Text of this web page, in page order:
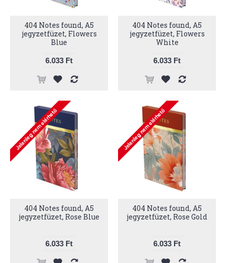
404 Notes found, A5
jegyzetfüzet, Flowers
Blue
6.033 Ft
404 Notes found, A5
jegyzetfüzet, Flowers
White
6.033 Ft
404 Notes found, A5
jegyzetfüzet, Rose Blue
6.033 Ft
404 Notes found, A5
jegyzetfüzet, Rose Gold
6.033 Ft